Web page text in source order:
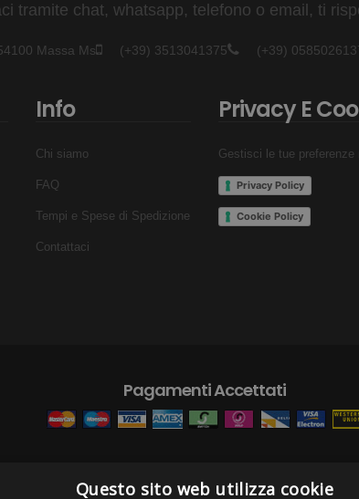
tramite chat, whatsapp, telefono o email, ti
Massa Ms (+39) 3513041375 (+39)
Info
Chi siamo
FAQ
Tempi e Spese di Spedizione
Contattaci
Privacy E
Gestisci le tue
Privacy Policy
Cookie Policy
Pagamenti Accettati
Questo sito web utilizza cookie